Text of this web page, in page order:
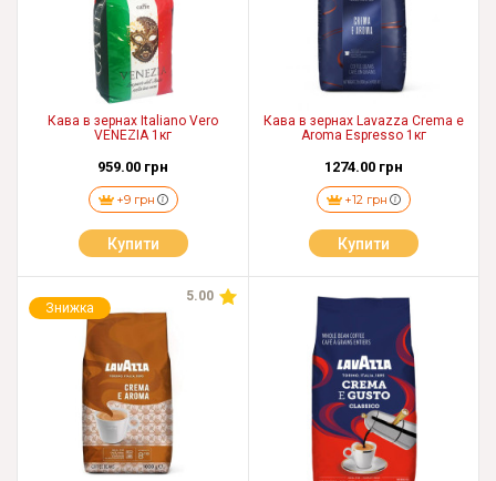
Кава в зернах Italiano Vero
VENEZIA 1кг
959.00 грн
+9 грн
Купити
Кава в зернах Lavazza Crema e
Aroma Espresso 1кг
1274.00 грн
+12 грн
Купити
Знижка
5.00